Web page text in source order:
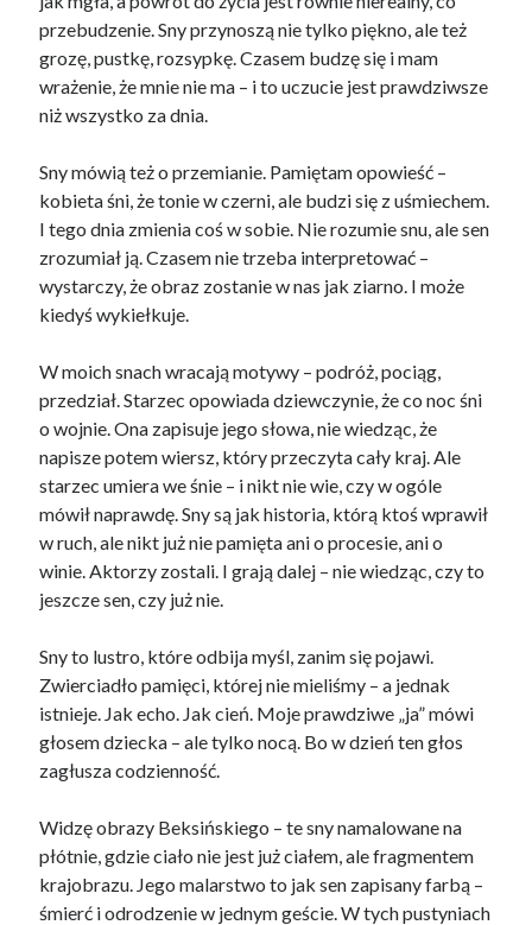
przebudzenie. Sny przynoszą nie tylko piękno, ale też
grozę, pustkę, rozsypkę. Czasem budzę się i mam
wrażenie, że mnie nie ma – i to uczucie jest prawdziwsze
niż wszystko za dnia.
Sny mówią też o przemianie. Pamiętam opowieść –
kobieta śni, że tonie w czerni, ale budzi się z uśmiechem.
I tego dnia zmienia coś w sobie. Nie rozumie snu, ale sen
zrozumiał ją. Czasem nie trzeba interpretować –
wystarczy, że obraz zostanie w nas jak ziarno. I może
kiedyś wykiełkuje.
W moich snach wracają motywy – podróż, pociąg,
przedział. Starzec opowiada dziewczynie, że co noc śni
o wojnie. Ona zapisuje jego słowa, nie wiedząc, że
napisze potem wiersz, który przeczyta cały kraj. Ale
starzec umiera we śnie – i nikt nie wie, czy w ogóle
mówił naprawdę. Sny są jak historia, którą ktoś wprawił
w ruch, ale nikt już nie pamięta ani o procesie, ani o
winie. Aktorzy zostali. I grają dalej – nie wiedząc, czy to
jeszcze sen, czy już nie.
Sny to lustro, które odbija myśl, zanim się pojawi.
Zwierciadło pamięci, której nie mieliśmy – a jednak
istnieje. Jak echo. Jak cień. Moje prawdziwe „ja” mówi
głosem dziecka – ale tylko nocą. Bo w dzień ten głos
zagłusza codzienność.
Widzę obrazy Beksińskiego – te sny namalowane na
płótnie, gdzie ciało nie jest już ciałem, ale fragmentem
krajobrazu. Jego malarstwo to jak sen zapisany farbą –
śmierć i odrodzenie w jednym geście. W tych pustyniach